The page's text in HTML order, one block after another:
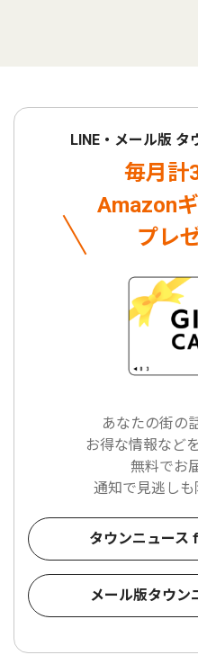
LINE・メール版 タ
毎月計
Amazon
プレ
あなたの街の
お得な情報など
無料でお
通知で見逃しも
タウンニュース
メール版タウン